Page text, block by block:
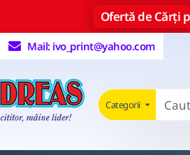
Ofertă de Cărți
Mail: ivo_print@yahoo.com
Categorii